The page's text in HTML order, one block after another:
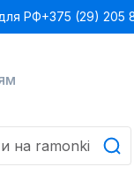
РФ+375 (29) 205